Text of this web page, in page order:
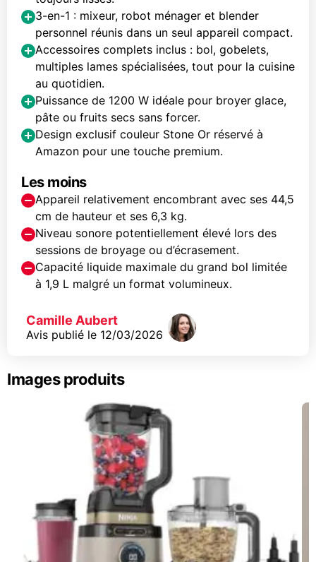
3-en-1 : mixeur, robot ménager et blender
personnel réunis dans un seul appareil compact.
Accessoires complets inclus : bol, gobelets,
multiples lames spécialisées, tout pour la cuisine
au quotidien.
Puissance de 1200 W idéale pour broyer glace,
pâte ou fruits secs sans forcer.
Design exclusif couleur Stone Or réservé à
Amazon pour une touche premium.
Les moins
Appareil relativement encombrant avec ses 44,5
cm de hauteur et ses 6,3 kg.
Niveau sonore potentiellement élevé lors des
sessions de broyage ou d’écrasement.
Capacité liquide maximale du grand bol limitée
à 1,9 L malgré un format volumineux.
Camille Aubert
Avis publié le 12/03/2026
Images produits